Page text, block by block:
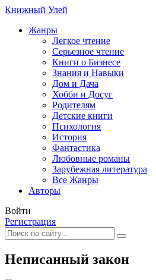
Книжный Улей
Жанры
Легкое чтение
Серьезное чтение
Книги о Бизнесе
Знания и Навыки
Дом и Дача
Хобби и Досуг
Родителям
Детские книги
Психология
История
Фантастика
Любовные романы
Зарубежная литература
Все Жанры
Авторы
Войти
Регистрация
Неписанный закон